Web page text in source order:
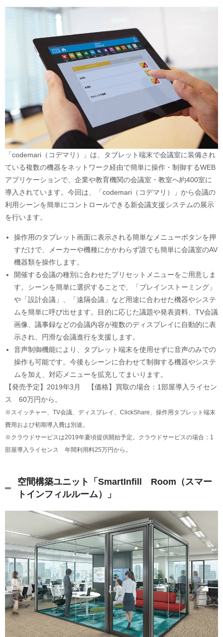
「codemari（コデマリ）」は、タブレット端末で会議室に装備され
ている複数の機器をネットワーク経由で簡単に操作・制御するWEB
アプリケーションで、企業や教育機関の会議室・教室へ約400室に
導入されています。今回は、「codemari（コデマリ）」から会議の
利用シーンを簡単にコントロールできる新会議支援システムの展示
を行います。
操作用のタブレット画面に表示される簡単なメニューボタンを押
すだけで、メーカーや機種にかかわらず誰でも簡単に会議室のAV
機器類を操作します。
開催する会議の種別に合わせたプリセットメニューをご用意しま
す。シーンを簡単に選択することで、「ブレインストーミング」
や「設計会議」、「遠隔会議」など用途に合わせた機器やシステ
ムを簡単に呼び出せます。目的に応じた議題や発表資料、TV会議
画像、議事録などの会議内容が複数のディスプレイに自動的に表
示され、円滑な会議進行を支援します。
音声制御機能により、タブレット端末を使用せずに音声のみでの
操作も可能です。今後もシーンに合わせて制御する機器やシステ
ムを加え、対応メニューを拡充してまいります。
【発売予定】2019年3月 【価格】買取の場合：1部屋導入ライセン
ス 60万円から。
※スイッチャー、TV会議、ディスプレイ、ClickShare、操作用タブレット端末
費用および初期導入費は別途。
※クラウドサービスは2019年夏頃提供開始予定。クラウドサービスの場合：1
部屋導入ライセンス 年間利用料25万円から。
空間構築ユニット「SmartInfill Room（スマー
トインフィルルーム）」